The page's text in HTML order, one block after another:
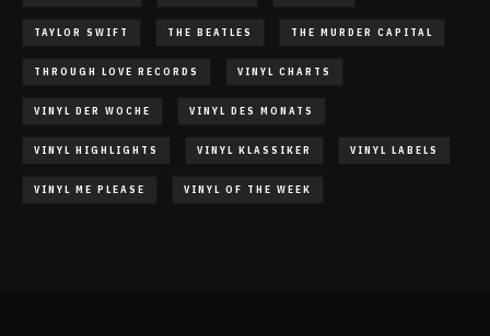
TAYLOR SWIFT THE BEATLES THE MURDER CAPITAL
THROUGH LOVE RECORDS VINYL CHARTS
VINYL DER WOCHE VINYL DES MONATS
VINYL HIGHLIGHTS VINYL KLASSIKER VINYL LABELS
VINYL ME PLEASE VINYL OF THE WEEK